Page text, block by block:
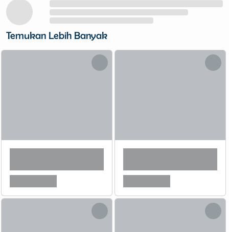
Temukan Lebih Banyak